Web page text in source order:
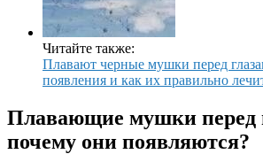
Читайте также:
Плавают черные мушки перед
появления и как их правильно
Плавающие мушки перед
почему они появляются?